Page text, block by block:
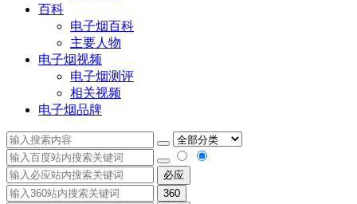
百科
电子烟百科
主要人物
电子烟视频
电子烟测评
相关视频
电子烟品牌
必应
360